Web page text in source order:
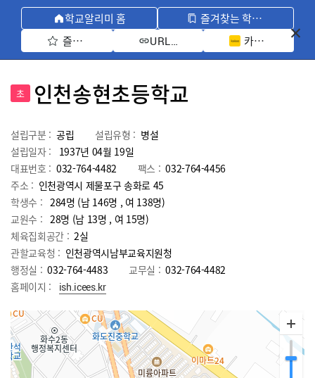
학교알리미 홈
즐겨찾는 학교 모아보기
즐겨찾기 선택
URL 복사 카카오톡 공유
초 인천송현초등학교
설립구분 : 공립 설립유형 : 병설
설립일자 :
1937년 04월 19일
대표번호 : 032-764-4482 팩스 : 032-764-4456
주소 : 인천광역시 제물포구 송화로 45
학생수 : 284명 (남 146명 , 여 138명)
교원수 : 28명 (남 13명 , 여 15명)
체육집회공간 : 2실
관할교육청 : 인천광역시남부교육지원청
행정실 : 032-764-4483 교무실 : 032-764-4482
홈페이지 :
ish.icees.kr